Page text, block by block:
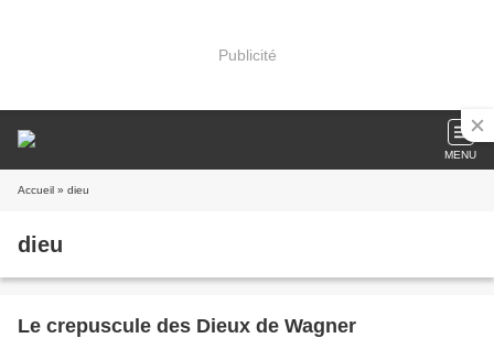
Publicité
MENU
Accueil » dieu
dieu
Le crepuscule des Dieux de Wagner